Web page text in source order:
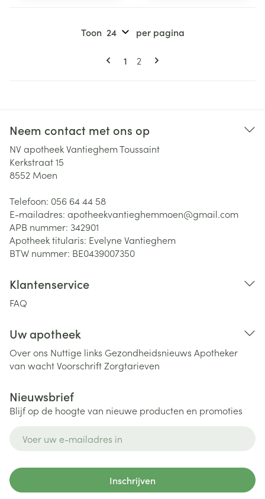
Pagina's
U lees momenteel pagina
1 Pagina
2
Toon per pagina
Neem contact met ons op
NV apotheek Vantieghem Toussaint
Kerkstraat 15
8552 Moen
Telefoon: 056 64 44 58
E-mailadres: apotheekvantieghemmoen@gmail.com
APB nummer: 342901
Apotheek titularis: Evelyne Vantieghem
BTW nummer: BE0439007350
Klantenservice
FAQ
Uw apotheek
Over ons Nuttige links Gezondheidsnieuws Apotheker
van wachtVoorschriftZorgtarieven
Nieuwsbrief
Blijf op de hoogte van nieuwe producten en promoties
Inschrijven